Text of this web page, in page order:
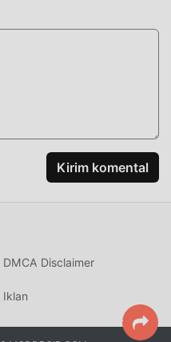
Sambil
,maksimum Ini
keterampilan
pada saat yang sama,
orang merasa lelah,
menghabiskan sebagian
Kirim komental
DMCA Disclaimer
Iklan